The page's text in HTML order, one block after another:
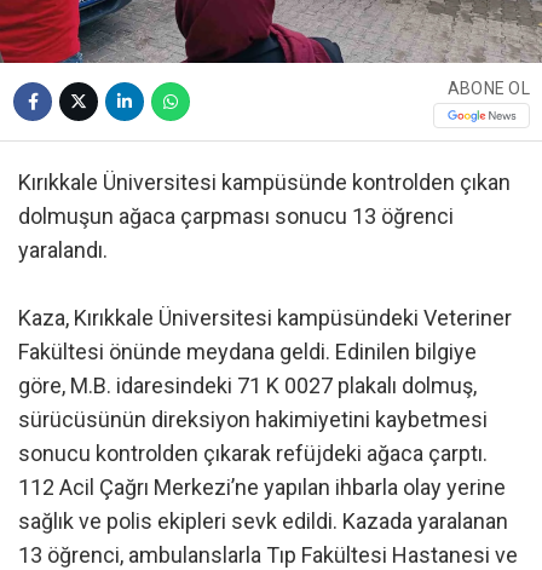
ABONE OL
Kırıkkale Üniversitesi kampüsünde kontrolden çıkan
dolmuşun ağaca çarpması sonucu 13 öğrenci
yaralandı.
Kaza, Kırıkkale Üniversitesi kampüsündeki Veteriner
Fakültesi önünde meydana geldi. Edinilen bilgiye
göre, M.B. idaresindeki 71 K 0027 plakalı dolmuş,
sürücüsünün direksiyon hakimiyetini kaybetmesi
sonucu kontrolden çıkarak refüjdeki ağaca çarptı.
112 Acil Çağrı Merkezi’ne yapılan ihbarla olay yerine
sağlık ve polis ekipleri sevk edildi. Kazada yaralanan
13 öğrenci, ambulanslarla Tıp Fakültesi Hastanesi ve